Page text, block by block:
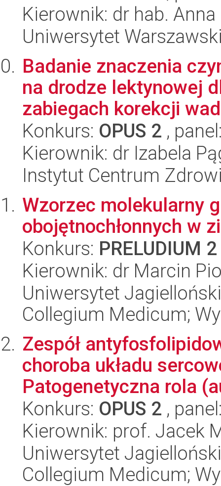
Kierownik: dr hab. Anna
Uniwersytet
Badanie znaczenia
na drodze lektynowej
zabiegach korekcji
Konkurs: OPUS 2 ,
Kierownik: dr Izabela
Instytut Centrum
Wzorzec molekularny
obojętnochłonnych w
Konkurs: PRELUDIUM 2
Kierownik: dr Marcin
Uniwersytet
Collegium Medicum;
Zespół
choroba układu
Patogenetyczna rola
Konkurs: OPUS 2 ,
Kierownik: prof. Jacek
Uniwersytet
Collegium Medicum;